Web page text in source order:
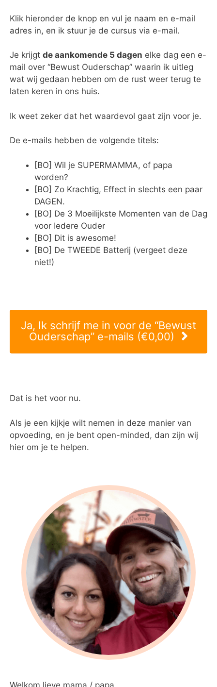
Klik hieronder de knop en vul je naam en e-mail
adres in, en ik stuur je de cursus via e-mail.
Je krijgt de aankomende 5 dagen elke dag een e-
mail over “Bewust Ouderschap” waarin ik uitleg
wat wij gedaan hebben om de rust weer terug te
laten keren in ons huis.
Ik weet zeker dat het waardevol gaat zijn voor je.
De e-mails hebben de volgende titels:
[BO] Wil je SUPERMAMMA, of papa
worden?
[BO] Zo Krachtig, Effect in slechts een paar
DAGEN.
[BO] De 3 Moeilijkste Momenten van de Dag
voor Iedere Ouder
[BO] Dit is awesome!
[BO] De TWEEDE Batterij (vergeet deze
niet!)
Ja, Ik schrijf me in voor de “Bewust
Ouderschap” e-mails (€0,00)
Dat is het voor nu.
Als je een kijkje wilt nemen in deze manier van
opvoeding, en je bent open-minded, dan zijn wij
hier om je te helpen.